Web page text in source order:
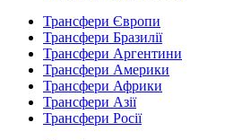
Трансфери Європи
Трансфери Бразилії
Трансфери Аргентини
Трансфери Америки
Трансфери Африки
Трансфери Азії
Трансфери Росії